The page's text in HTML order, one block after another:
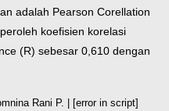
adalah Pearson Corellation
koefisien korelasi
(R) sebesar 0,610 dengan
Rani P. | [error in script]